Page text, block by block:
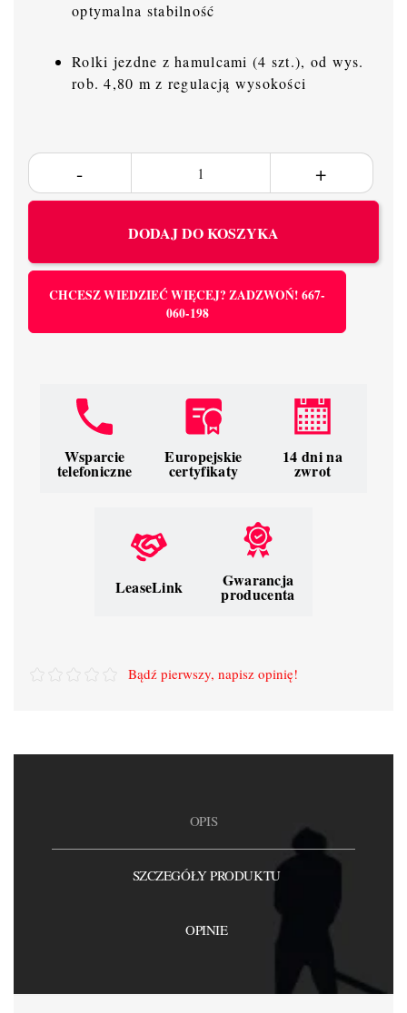
optymalna stabilność
Rolki jezdne z hamulcami (4 szt.), od wys.
rob. 4,80 m z regulacją wysokości
DODAJ DO KOSZYKA
CHCESZ WIEDZIEĆ WIĘCEJ? ZADZWOŃ! 667-
060-198
Wsparcie
telefoniczne
Europejskie
certyfikaty
14 dni na
zwrot
LeaseLink Gwarancja
producenta
Bądź pierwszy, napisz opinię!
OPIS
SZCZEGÓŁY PRODUKTU
OPINIE